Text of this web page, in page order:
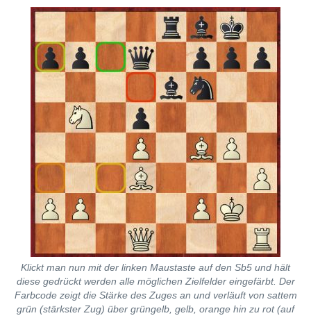
Klickt man nun mit der linken Maustaste auf den Sb5 und hält
diese gedrückt werden alle möglichen Zielfelder eingefärbt. Der
Farbcode zeigt die Stärke des Zuges an und verläuft von sattem
grün (stärkster Zug) über grüngelb, gelb, orange hin zu rot (auf